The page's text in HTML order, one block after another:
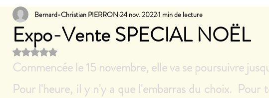
Expo-Vente SPECIAL NOËL
Bernard-Christian PIERRON 24 nov. 20221 min de lecture
Noté NaN étoiles sur 5.
Commencée le 15 novembre, elle va se poursuivre
Pour l'heure, il y n'y a que l'embarras du choix.  Pour